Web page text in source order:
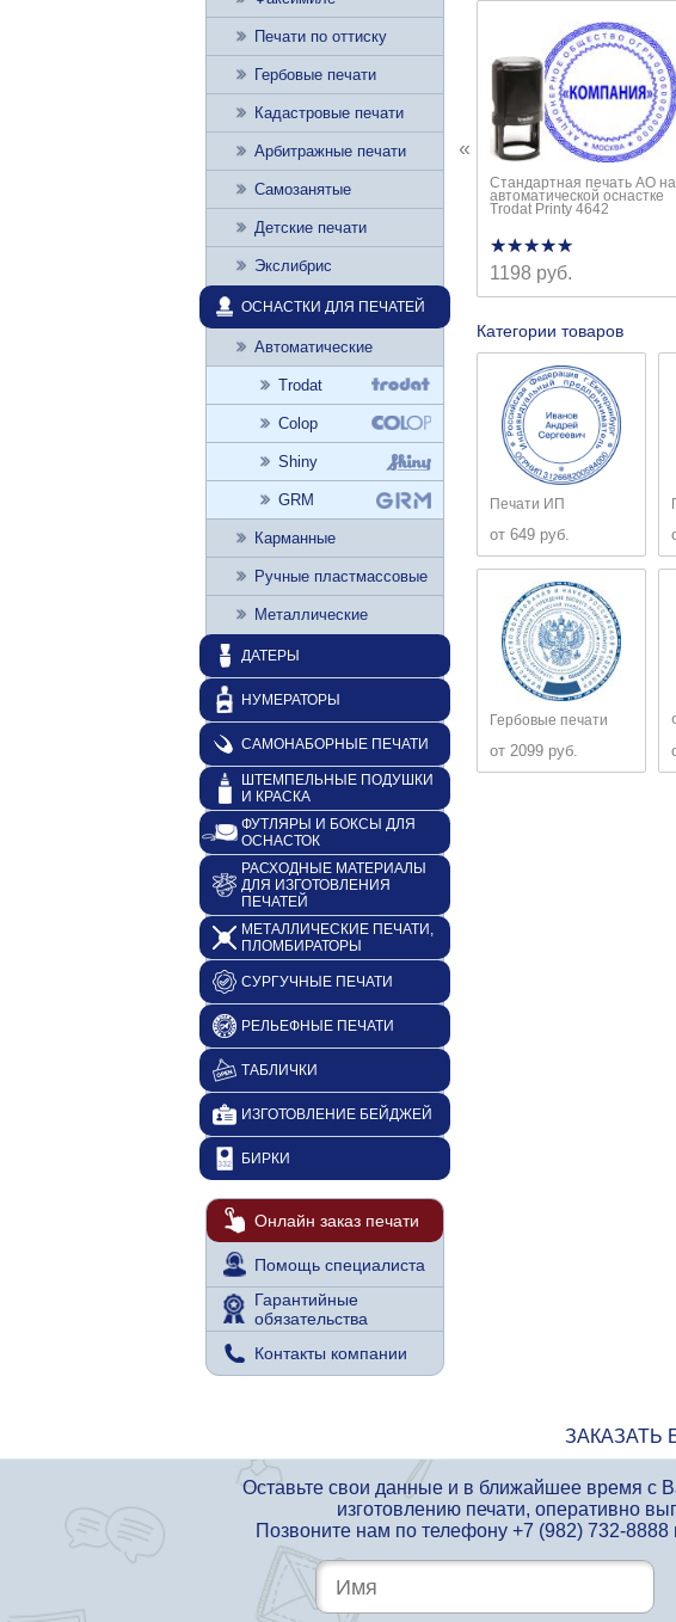
Стандартная печать АО на
автоматической оснастке
Trodat Printy 4642
★★★★★
★★★★★
1198 руб.
«
Категории товаров
Печати ИП
от 649 руб.
Гербовые печати
от 2099 руб.
Печати по оттиску
Гербовые печати
Кадастровые печати
Арбитражные печати
Самозанятые
Детские печати
Экслибрис
ОСНАСТКИ ДЛЯ ПЕЧАТЕЙ
Автоматические
Trodat
Colop
Shiny
GRM
Карманные
Ручные пластмассовые
Металлические
ДАТЕРЫ
НУМЕРАТОРЫ
САМОНАБОРНЫЕ ПЕЧАТИ
ШТЕМПЕЛЬНЫЕ ПОДУШКИ
И КРАСКА
ФУТЛЯРЫ И БОКСЫ ДЛЯ
ОСНАСТОК
РАСХОДНЫЕ МАТЕРИАЛЫ
ДЛЯ ИЗГОТОВЛЕНИЯ
ПЕЧАТЕЙ
МЕТАЛЛИЧЕСКИЕ ПЕЧАТИ,
ПЛОМБИРАТОРЫ
СУРГУЧНЫЕ ПЕЧАТИ
РЕЛЬЕФНЫЕ ПЕЧАТИ
ТАБЛИЧКИ
ИЗГОТОВЛЕНИЕ БЕЙДЖЕЙ
БИРКИ
Онлайн заказ печати
Помощь специалиста
Гарантийные
обязательства
Контакты компании
ЗАКАЗАТЬ
Оставьте свои данные и в ближайшее время с
изготовлению печати, оперативно
Позвоните нам по телефону +7 (982) 732-8888